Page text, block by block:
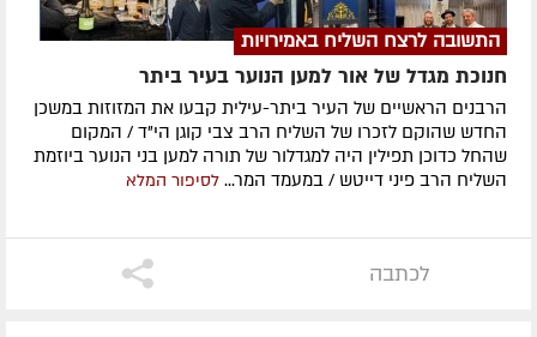
התשובה לרצח השליח באמירויות
חנוכת מגדל של אור למען הנוער בעיר ביתר
הרבנים הראשיים של העיר ביתר-עילית קבעו את המזוזות במשכן
החדש שהוקם לזכרו של השליח הרב צבי קוגן הי"ד / המקום
שהחל כדוכן תפילין היה למגדלור של תורה למען בני הנוער ביוזמת
השליח הרב פיני דייטש / במעמד המר... לסיפור המלא
לכתבה